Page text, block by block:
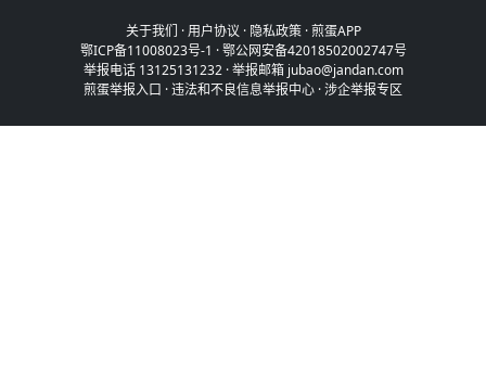
关于我们 ·用户协议 · 隐私政策·煎蛋APP
鄂ICP备11008023号-1 ·鄂公网安备42018502002747号
举报电话 13125131232 · 举报邮箱 jubao@jandan.com
煎蛋举报入口 ·违法和不良信息举报中心 ·涉企举报专区